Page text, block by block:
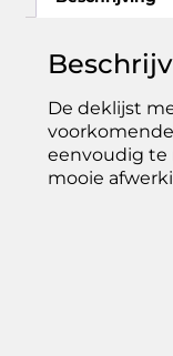
De deklijst
voorkomende
eenvoudig te
mooie